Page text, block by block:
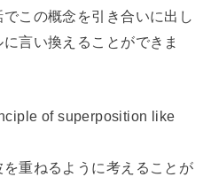
この概念を引き合いに出し
言い換えることができま
of superposition like
を重ねるように考えることが